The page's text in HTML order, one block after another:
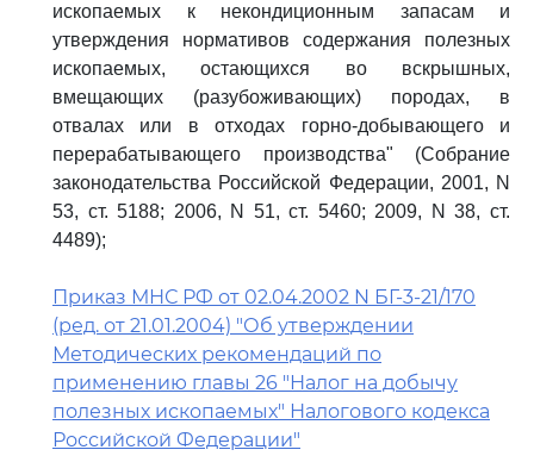
ископаемых к некондиционным запасам и
утверждения нормативов содержания полезных
ископаемых, остающихся во вскрышных,
вмещающих (разубоживающих) породах, в
отвалах или в отходах горно-добывающего и
перерабатывающего производства" (Собрание
законодательства Российской Федерации, 2001, N
53, ст. 5188; 2006, N 51, ст. 5460; 2009, N 38, ст.
4489);
Приказ МНС РФ от 02.04.2002 N БГ-3-21/170
(ред. от 21.01.2004) "Об утверждении
Методических рекомендаций по
применению главы 26 "Налог на добычу
полезных ископаемых" Налогового кодекса
Российской Федерации"